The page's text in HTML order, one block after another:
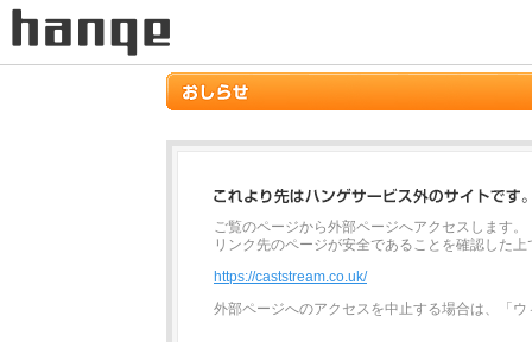
ご覧のページから外部ページへアクセスします。
リンク先のページが安全であることを確認した
https://caststream.co.uk/
外部ページへのアクセスを中止する場合は、「